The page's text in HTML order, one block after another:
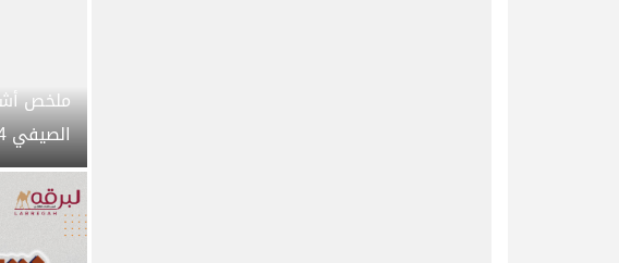
ملخص
الصيفي 04-07-2026